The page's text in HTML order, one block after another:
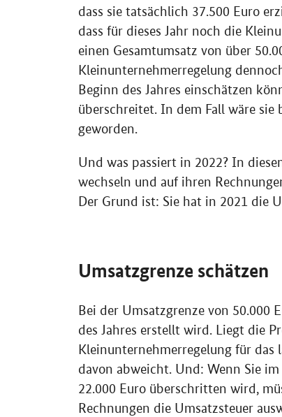
dass sie tatsächlich 37.500 Euro
dass für dieses Jahr noch die
einen Gesamtumsatz von über
Kleinunternehmerregelung
Beginn des Jahres einschätzen
überschreitet. In dem Fall wäre
geworden.
Und was passiert in 2022? In
wechseln und auf ihren
Der Grund ist: Sie hat in 2021 die
Umsatzgrenze schätzen
Bei der Umsatzgrenze von 50.000
des Jahres erstellt wird. Liegt die
Kleinunternehmerregelung für das
davon abweicht. Und: Wenn Sie
22.000 Euro überschritten wird,
Rechnungen die Umsatzsteuer